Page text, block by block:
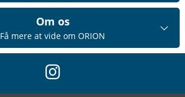
Om os
Få mere at vide om ORION
instagram